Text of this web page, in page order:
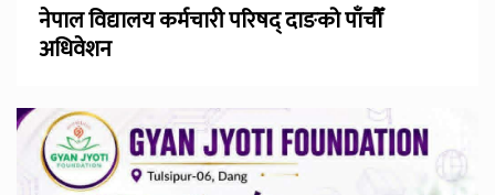
नेपाल विद्यालय कर्मचारी परिषद् दाङको पाँचौँ
अधिवेशन